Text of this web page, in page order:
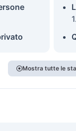
Mostra tutte le